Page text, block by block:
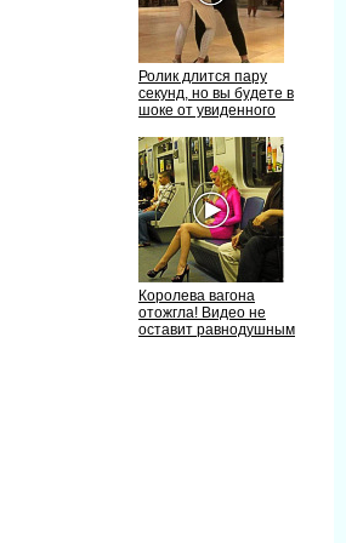
Ролик длится пару
секунд, но вы будете
шоке от увиденного
Королева вагона
отожгла! Видео не
оставит равнодушным